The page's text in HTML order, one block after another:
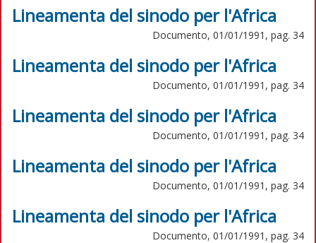
Lineamenta del sinodo per l'Africa
Documento, 01/01/1991, pag. 34
Lineamenta del sinodo per l'Africa
Documento, 01/01/1991, pag. 34
Lineamenta del sinodo per l'Africa
Documento, 01/01/1991, pag. 34
Lineamenta del sinodo per l'Africa
Documento, 01/01/1991, pag. 34
Lineamenta del sinodo per l'Africa
Documento, 01/01/1991, pag. 34